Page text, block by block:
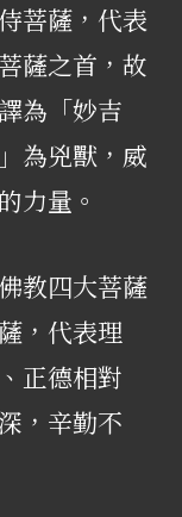
菩薩，代表
薩之首，故
為「妙吉
為兇獸，威
力量。
教四大菩薩
，代表理
正德相對
，辛勤不